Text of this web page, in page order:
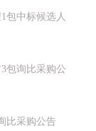
包中标候选人
包询比采购公
比采购公告